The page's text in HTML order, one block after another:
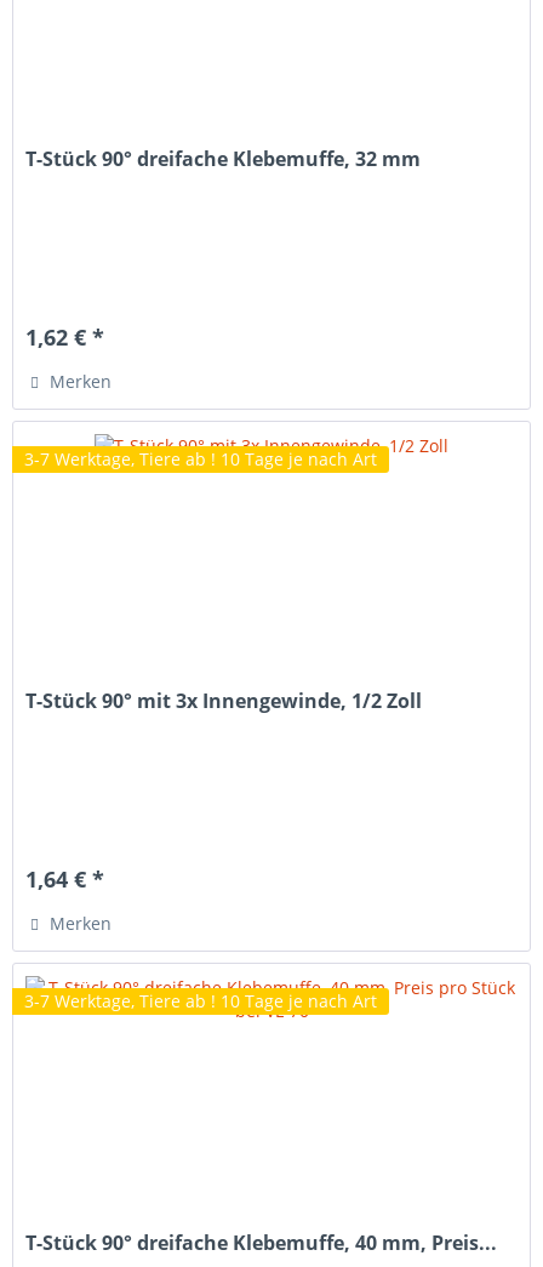
T-Stück 90° dreifache Klebemuffe, 32 mm
1,62 € *
Merken
3-7 Werktage, Tiere ab ! 10 Tage je nach Art
T-Stück 90° mit 3x Innengewinde, 1/2 Zoll
1,64 € *
Merken
3-7 Werktage, Tiere ab ! 10 Tage je nach Art
T-Stück 90° dreifache Klebemuffe, 40 mm, Preis...